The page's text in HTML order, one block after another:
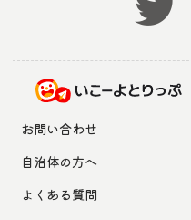
お問い合わせ
自治体の方へ
よくある質問